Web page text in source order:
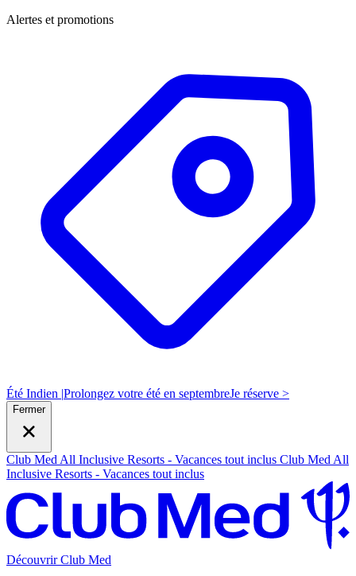
Alertes et promotions
Été Indien |Prolongez votre été en septembreJe réserve >
Fermer
Club Med All Inclusive Resorts - Vacances tout inclus Club Med All
Inclusive Resorts - Vacances tout inclus
Découvrir Club Med